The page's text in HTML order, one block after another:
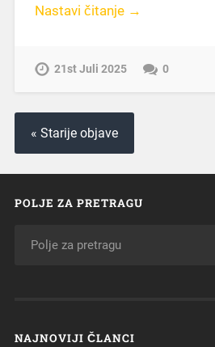
Nastavi čitanje →
21st Juli 2025 0
« Starije objave
POLJE ZA PRETRAGU
NAJNOVIJI ČLANCI